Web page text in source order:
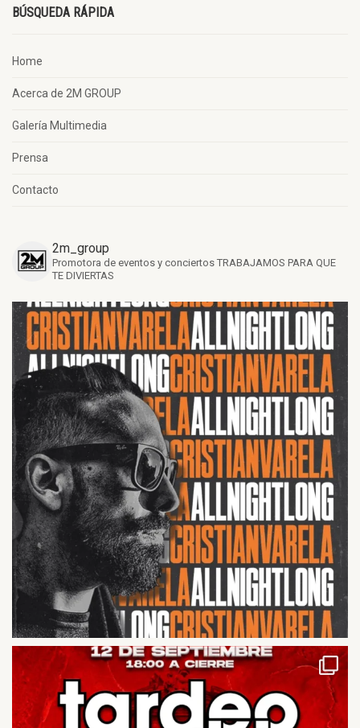
BÚSQUEDA RÁPIDA
Home
Acerca de 2M GROUP
Galería Multimedia
Prensa
Contacto
2m_group
Promotora de eventos y conciertos TRABAJAMOS PARA QUE
TE DIVIERTAS